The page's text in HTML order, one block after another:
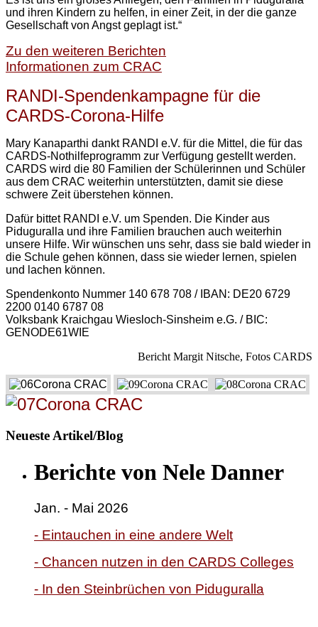
und ihren Kindern zu helfen, in einer Zeit, in der die ganze
Gesellschaft von Angst geplagt ist.“
Zu den weiteren Berichten
Informationen zum CRAC
RANDI-Spendenkampagne für die
CARDS-Corona-Hilfe
Mary Kanaparthi dankt RANDI e.V. für die Mittel, die für das
CARDS-Nothilfeprogramm zur Verfügung gestellt werden.
CARDS wird die 80 Familien der Schülerinnen und Schüler
aus dem CRAC weiterhin unterstützten, damit sie diese
schwere Zeit überstehen können.
Dafür bittet RANDI e.V. um Spenden. Die Kinder aus
Piduguralla und ihre Familien brauchen auch weiterhin
unsere Hilfe. Wir wünschen uns sehr, dass sie bald wieder in
die Schule gehen können, dass sie wieder lernen, spielen
und lachen können.
Spendenkonto Nummer 140 678 708 / IBAN: DE20 6729
2200 0140 6787 08
Volksbank Kraichgau Wiesloch-Sinsheim e.G. / BIC:
GENODE61WIE
Bericht Margit Nitsche, Fotos CARDS
Neueste Artikel/Blog
Berichte von Nele Danner
Jan. - Mai 2026
- Eintauchen in eine andere Welt
- Chancen nutzen in den CARDS Colleges
- In den Steinbrüchen von Piduguralla